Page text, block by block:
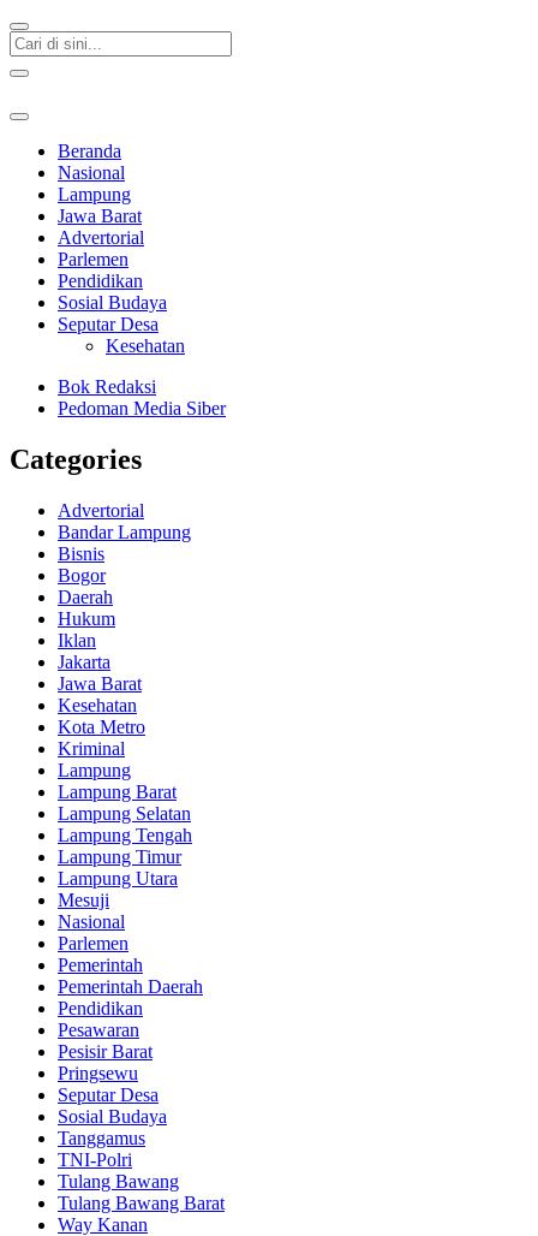
Beranda
Nasional
Lampung
Jawa Barat
Advertorial
Parlemen
Pendidikan
Sosial Budaya
Seputar Desa
Kesehatan
Bok Redaksi
Pedoman Media Siber
Categories
Advertorial
Bandar Lampung
Bisnis
Bogor
Daerah
Hukum
Iklan
Jakarta
Jawa Barat
Kesehatan
Kota Metro
Kriminal
Lampung
Lampung Barat
Lampung Selatan
Lampung Tengah
Lampung Timur
Lampung Utara
Mesuji
Nasional
Parlemen
Pemerintah
Pemerintah Daerah
Pendidikan
Pesawaran
Pesisir Barat
Pringsewu
Seputar Desa
Sosial Budaya
Tanggamus
TNI-Polri
Tulang Bawang
Tulang Bawang Barat
Way Kanan